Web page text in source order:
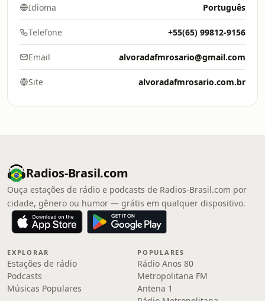
Idioma Português
Telefone +55(65) 99812-9156
Email alvoradafmrosario@gmail.com
Site alvoradafmrosario.com.br
Radios-Brasil.com
Ouça estações de rádio e podcasts de Radios-Brasil.com por
cidade, gênero ou humor — grátis em qualquer dispositivo.
EXPLORAR
Estações de rádio
Podcasts
Músicas Populares
POPULARES
Rádio Anos 80
Metropolitana FM
Antena 1